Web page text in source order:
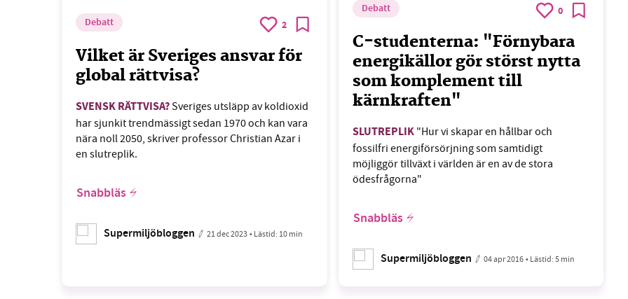
Debatt 2
Vilket är Sveriges ansvar för
global rättvisa?
SVENSK RÄTTVISA?Sveriges utsläpp av koldioxid
har sjunkit trendmässigt sedan 1970 och kan vara
nära noll 2050, skriver professor Christian Azar i
en slutreplik.
Snabbläs
Supermiljöbloggen 21 dec 2023• Lästid: 10 min
Debatt 0
C-studenterna: "Förnybara
energikällor gör störst nytta
som komplement till
kärnkraften"
SLUTREPLIK"Hur vi skapar en hållbar och
fossilfri energiförsörjning som samtidigt
möjliggör tillväxt i världen är en av de stora
ödesfrågorna"
Snabbläs
Supermiljöbloggen 04 apr 2016 • Lästid:5 min